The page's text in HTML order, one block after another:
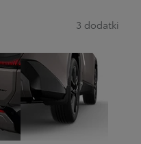
3 dodatki